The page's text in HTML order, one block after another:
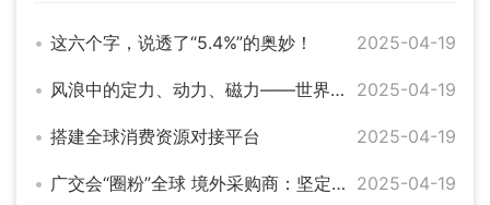
这六个字，说透了“5.4%”的奥妙！ 2025-04-19
风浪中的定力、动力、磁力——世界从中国经济首季报感知信心与力量 2025-04-19
搭建全球消费资源对接平台 2025-04-19
广交会“圈粉”全球 境外采购商：坚定看好中国制造的产品 2025-04-19